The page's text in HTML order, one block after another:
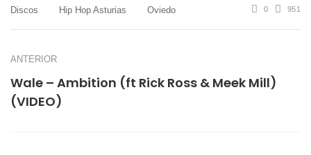
Discos Hip Hop Asturias Oviedo 0 951
ANTERIOR
Wale – Ambition (ft Rick Ross & Meek Mill)
(VIDEO)